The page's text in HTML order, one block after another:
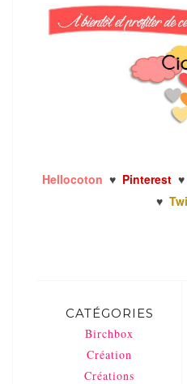
Hellocoton ♥ Pinterest ♥
♥
CATÉGORIES
Birchbox
Création
Créations